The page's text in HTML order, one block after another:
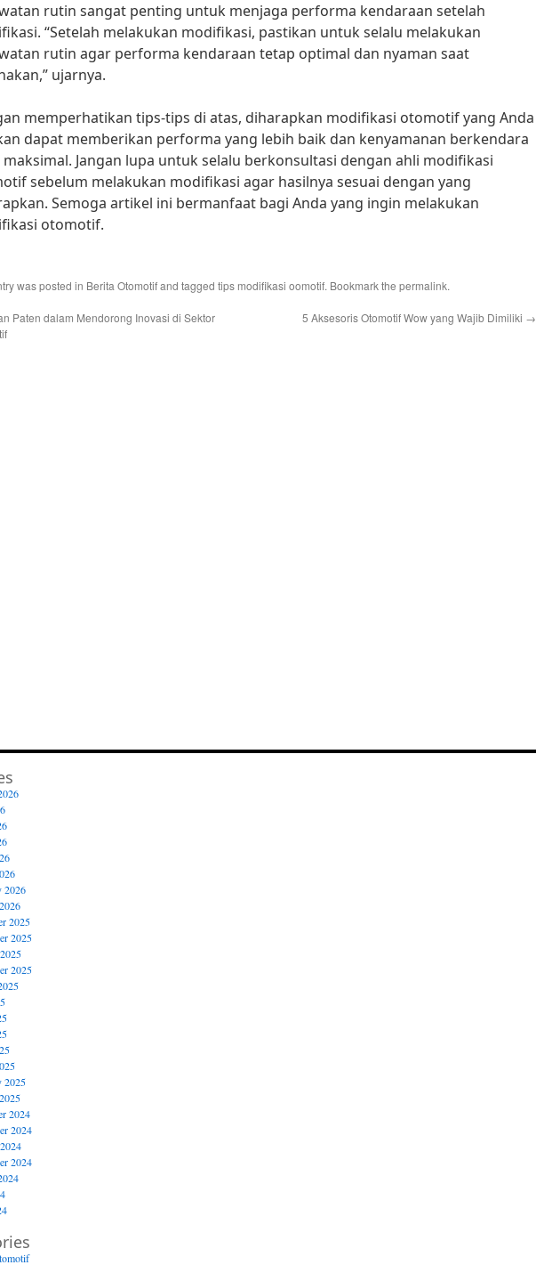
rutin sangat penting untuk menjaga performa kendaraan setelah
“Setelah melakukan modifikasi, pastikan untuk selalu melakukan
rutin agar performa kendaraan tetap optimal dan nyaman saat
ujarnya.
memperhatikan tips-tips di atas, diharapkan modifikasi otomotif yang Anda
dapat memberikan performa yang lebih baik dan kenyamanan berkendara
maksimal. Jangan lupa untuk selalu berkonsultasi dengan ahli modifikasi
sebelum melakukan modifikasi agar hasilnya sesuai dengan yang
Semoga artikel ini bermanfaat bagi Anda yang ingin melakukan
otomotif.
was posted in Berita Otomotifand tagged tips modifikasi oomotif. Bookmark the permalink.
Paten dalam Mendorong Inovasi di Sektor
5 Aksesoris Otomotif Wow yang Wajib Dimiliki →
2026
2025
2025
2025
2025
2024
2024
2024